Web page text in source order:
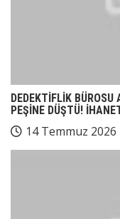
DEDEKTİFLİK BÜROSU
PEŞİNE DÜŞTÜ!
14 Temmuz 2026